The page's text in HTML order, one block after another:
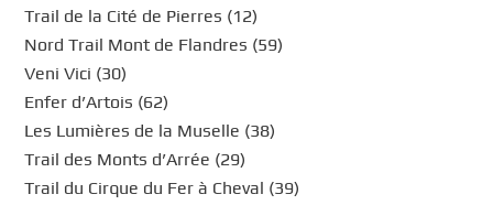
Trail de la Cité de Pierres (12)
Nord Trail Mont de Flandres (59)
Veni Vici (30)
Enfer d’Artois (62)
Les Lumières de la Muselle (38)
Trail des Monts d’Arrée (29)
Trail du Cirque du Fer à Cheval (39)